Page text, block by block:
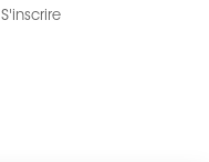
S'inscrire